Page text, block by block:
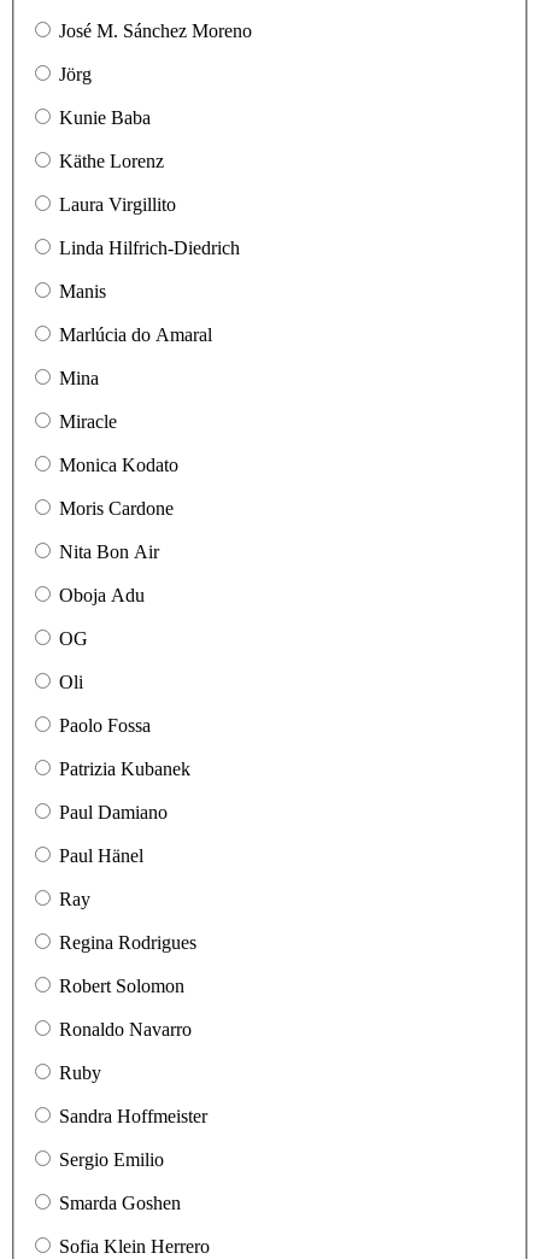
José M. Sánchez Moreno
Jörg
Kunie Baba
Käthe Lorenz
Laura Virgillito
Linda Hilfrich-Diedrich
Manis
Marlúcia do Amaral
Mina
Miracle
Monica Kodato
Moris Cardone
Nita Bon Air
Oboja Adu
OG
Oli
Paolo Fossa
Patrizia Kubanek
Paul Damiano
Paul Hänel
Ray
Regina Rodrigues
Robert Solomon
Ronaldo Navarro
Ruby
Sandra Hoffmeister
Sergio Emilio
Smarda Goshen
Sofia Klein Herrero